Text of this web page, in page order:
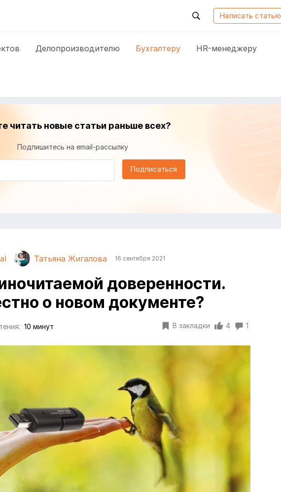
Написать статью
Делопроизводителю Бухгалтеру HR-менеджеру
читать новые статьи раньше всех?
Подпишитесь на email-рассылку
Подписаться
Татьяна Жигалова 16 сентября 2021
доверенности.
о новом документе?
10 минут В закладки 4 1